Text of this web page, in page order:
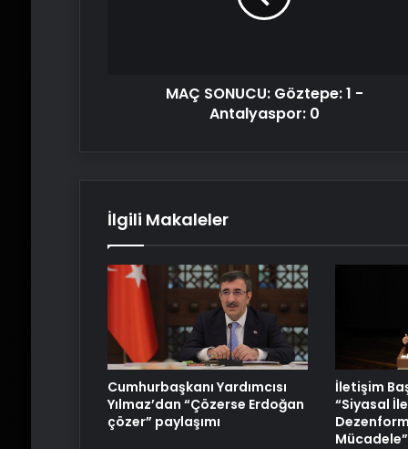
MAÇ SONUCU: Göztepe: 1 -
Antalyaspor: 0
İlgili Makaleler
Cumhurbaşkanı Yardımcısı
Yılmaz’dan “Çözerse Erdoğan
çözer” paylaşımı
İletişim
“Siyasal